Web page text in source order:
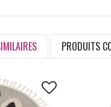
PRODUITS